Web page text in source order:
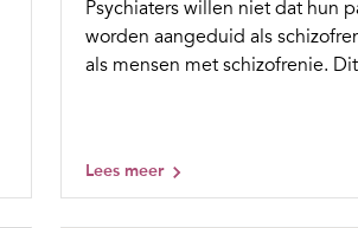
Psychiaters willen niet dat hun
worden aangeduid als
als mensen met schizofrenie.
Lees meer